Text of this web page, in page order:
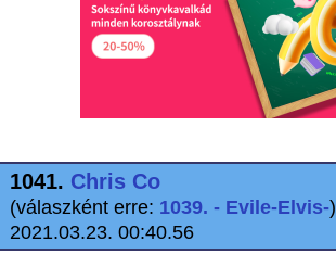
1041. Chris Co
(válaszként erre: 1039. - Evile-Elvis-)
2021.03.23. 00:40.56